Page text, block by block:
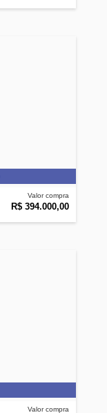
Valor compra
R$ 394.000,00
Valor compra